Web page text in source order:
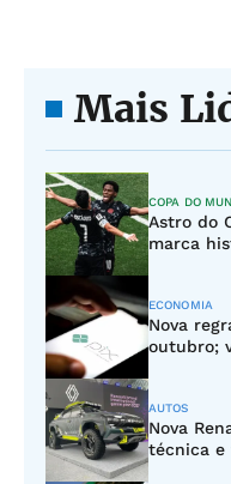
Mais
COPA DO
Astro do
marca
ECONOMIA
Nova
outubro;
AUTOS
Nova
técnica e